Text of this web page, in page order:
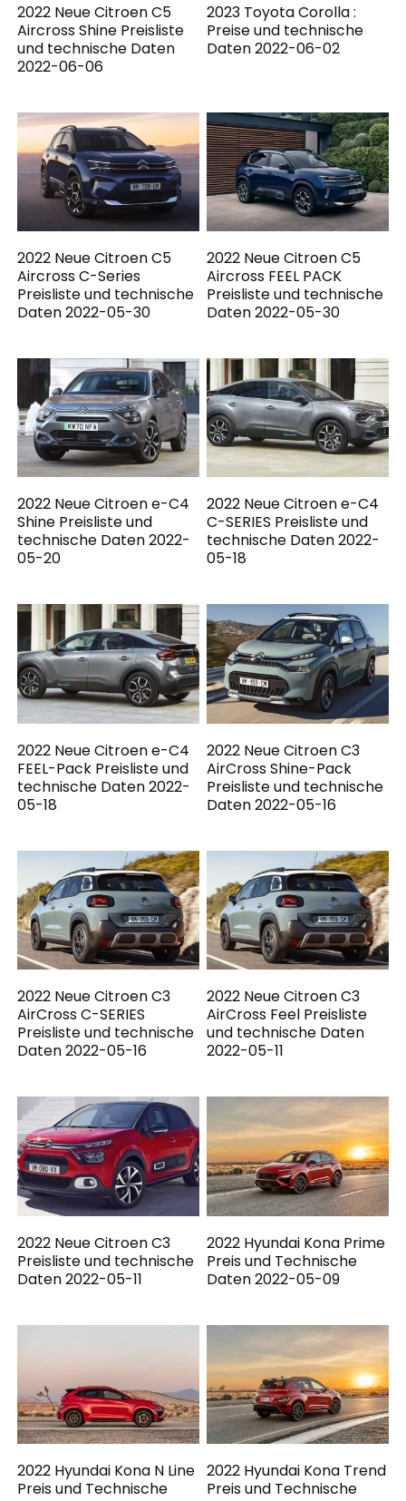
2022 Neue Citroen C5
Aircross Shine Preisliste
und technische Daten
2022-06-06
2023 Toyota Corolla :
Preise und technische
Daten 2022-06-02
2022 Neue Citroen C5
Aircross C-Series
Preisliste und technische
Daten 2022-05-30
2022 Neue Citroen C5
Aircross FEEL PACK
Preisliste und technische
Daten 2022-05-30
2022 Neue Citroen e-C4
Shine Preisliste und
technische Daten 2022-
05-20
2022 Neue Citroen e-C4
C-SERIES Preisliste und
technische Daten 2022-
05-18
2022 Neue Citroen e-C4
FEEL-Pack Preisliste und
technische Daten 2022-
05-18
2022 Neue Citroen C3
AirCross Shine-Pack
Preisliste und technische
Daten 2022-05-16
2022 Neue Citroen C3
AirCross C-SERIES
Preisliste und technische
Daten 2022-05-16
2022 Neue Citroen C3
AirCross Feel Preisliste
und technische Daten
2022-05-11
2022 Neue Citroen C3
Preisliste und technische
Daten 2022-05-11
2022 Hyundai Kona Prime
Preis und Technische
Daten 2022-05-09
2022 Hyundai Kona N Line
Preis und Technische
2022 Hyundai Kona Trend
Preis und Technische